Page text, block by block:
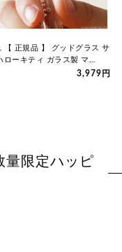
【 正規品 】 グッドグラス サ
ローキティ ガラス製 マ…
3,979円
限定ハッピ